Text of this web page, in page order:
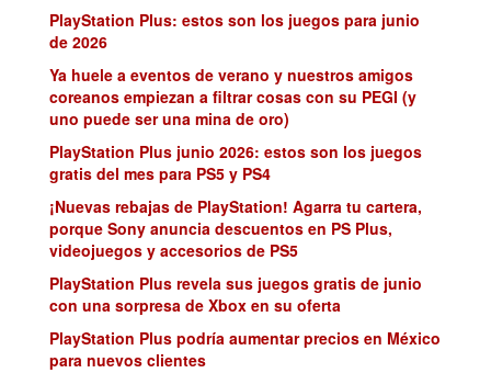
PlayStation Plus: estos son los juegos para junio
de 2026
Ya huele a eventos de verano y nuestros amigos
coreanos empiezan a filtrar cosas con su PEGI (y
uno puede ser una mina de oro)
PlayStation Plus junio 2026: estos son los juegos
gratis del mes para PS5 y PS4
¡Nuevas rebajas de PlayStation! Agarra tu cartera,
porque Sony anuncia descuentos en PS Plus,
videojuegos y accesorios de PS5
PlayStation Plus revela sus juegos gratis de junio
con una sorpresa de Xbox en su oferta
PlayStation Plus podría aumentar precios en México
para nuevos clientes